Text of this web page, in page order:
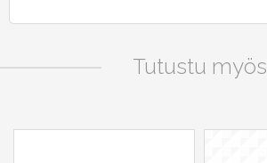
Tutustu myös